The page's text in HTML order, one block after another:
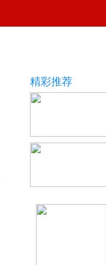
精彩推荐